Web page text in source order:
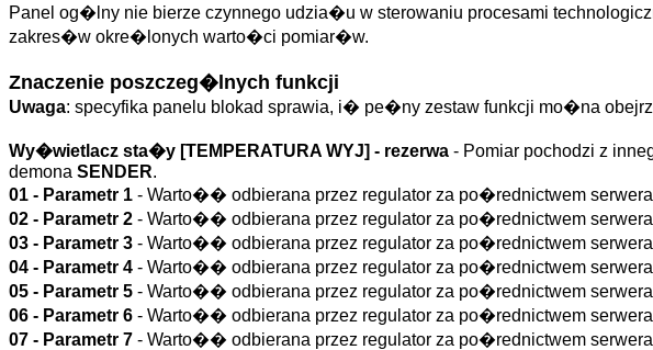
Panel og�lny nie bierze czynnego udzia�u w sterowaniu procesami
zakres�w okre�lonych warto�ci pomiar�w.
Znaczenie poszczeg�lnych funkcji
Uwaga: specyfika panelu blokad sprawia, i� pe�ny zestaw funkcji mo�na
Wy�wietlacz sta�y [TEMPERATURA WYJ] - rezerwa - Pomiar pochodzi z
demona SENDER.
01 - Parametr 1 - Warto�� odbierana przez regulator za po�rednictwem serwera
02 - Parametr 2 - Warto�� odbierana przez regulator za po�rednictwem serwera
03 - Parametr 3 - Warto�� odbierana przez regulator za po�rednictwem serwera
04 - Parametr 4 - Warto�� odbierana przez regulator za po�rednictwem serwera
05 - Parametr 5 - Warto�� odbierana przez regulator za po�rednictwem serwera
06 - Parametr 6 - Warto�� odbierana przez regulator za po�rednictwem serwera
07 - Parametr 7 - Warto�� odbierana przez regulator za po�rednictwem serwera